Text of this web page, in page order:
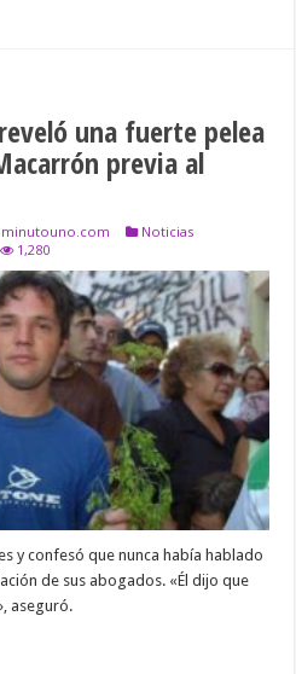
una fuerte pelea
previa al
minutouno.com
Noticias
1,280
y confesó que nunca había hablado
de sus abogados. «Él dijo que
aseguró.